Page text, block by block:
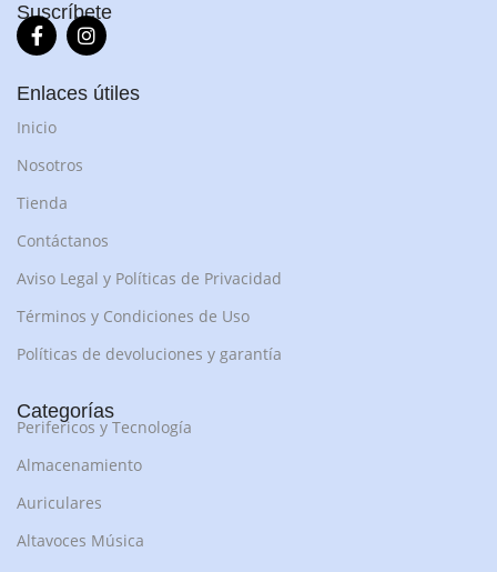
Suscríbete
Enlaces útiles
Inicio
Nosotros
Tienda
Contáctanos
Aviso Legal y Políticas de Privacidad
Términos y Condiciones de Uso
Políticas de devoluciones y garantía
Categorías
Perifericos y Tecnología
Almacenamiento
Auriculares
Altavoces Música